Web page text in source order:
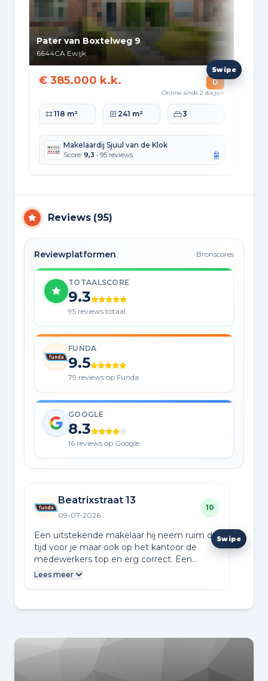
Pater van Boxtelweg 9
6644CA Ewijk
€ 385.000 k.k. D
Online sinds 2 dagen
Woonoppervlakte
118 m² Perceeloppervlakte
241 m² Slaapkamers
3
Makelaardij Sjuul van de Klok
Score: 9,3 • 95 reviews
Reviews (95)
Reviewplatformen Bronscores
TOTAALSCORE
9.3
95 reviews totaal
FUNDA
9.5
79 reviews op Funda
GOOGLE
8.3
16 reviews op Google
Beatrixstraat 13
09-07-2026
10
Een uitstekende makelaar hij neem ruim de
tijd voor je maar ook op het kantoor de
medewerkers top en erg correct. Een
aanrader en hij weet wat er op de markt
Lees meer